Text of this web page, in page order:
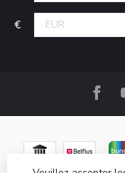
€